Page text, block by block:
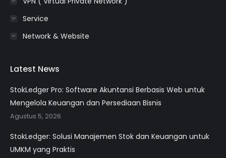
Service
Network & Website
Latest News
StokLedger Pro: Software Akuntansi Berbasis Web untuk
Mengelola Keuangan dan Persediaan Bisnis
Agustus 5, 2026
StokLedger: Solusi Manajemen Stok dan Keuangan untuk
UMKM yang Praktis